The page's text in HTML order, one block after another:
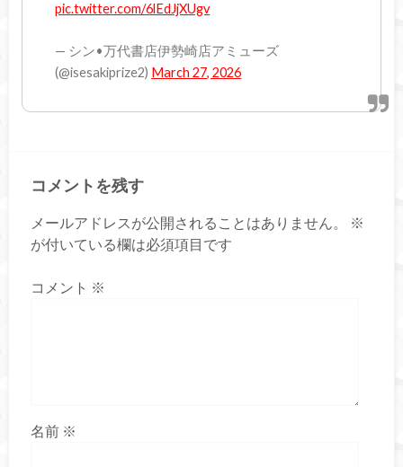
pic.twitter.com/6lEdJjXUgv
— シン•万代書店伊勢崎店アミューズ
(@isesakiprize2) March 27, 2026
コメントを残す
メールアドレスが公開されることはありません。
※
が付いている欄は必須項目です
コメント ※
名前 ※